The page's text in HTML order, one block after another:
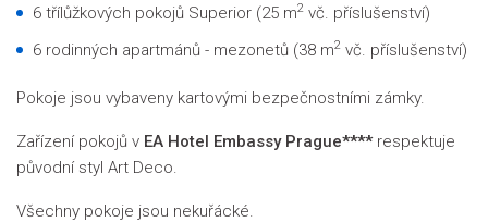
6 třílůžkových pokojů Superior (25 m2 vč. příslušenství)
6 rodinných apartmánů - mezonetů (38 m2 vč. příslušenství)
Pokoje jsou vybaveny kartovými bezpečnostními zámky.
Zařízení pokojů v EA Hotel Embassy Prague****respektuje
původní styl Art Deco.
Všechny pokoje jsou nekuřácké.